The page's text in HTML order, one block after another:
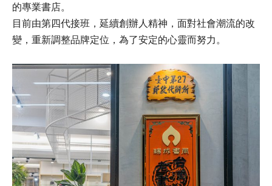
的專業書店。
目前由第四代接班，延續創辦人精神，面對社會潮流的改
變，重新調整品牌定位，為了安定的心靈而努力。